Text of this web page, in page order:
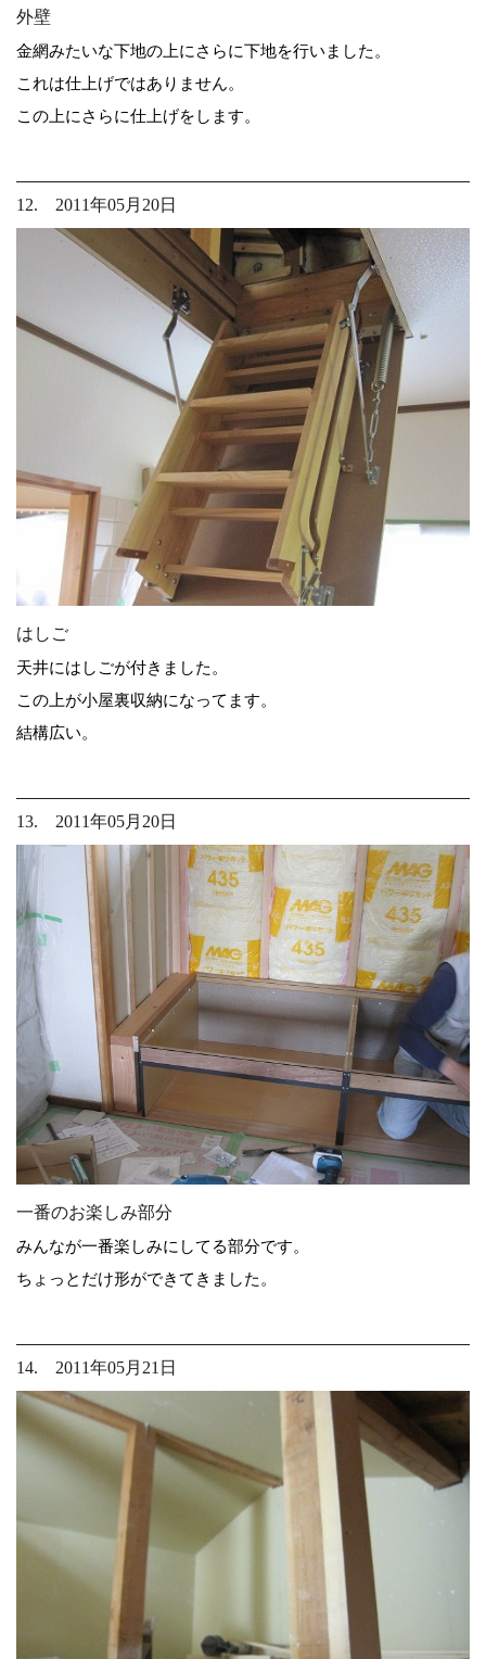
外壁
金網みたいな下地の上にさらに下地を行いました。
これは仕上げではありません。
この上にさらに仕上げをします。
12. 2011年05月20日
はしご
天井にはしごが付きました。
この上が小屋裏収納になってます。
結構広い。
13. 2011年05月20日
一番のお楽しみ部分
みんなが一番楽しみにしてる部分です。
ちょっとだけ形ができてきました。
14. 2011年05月21日